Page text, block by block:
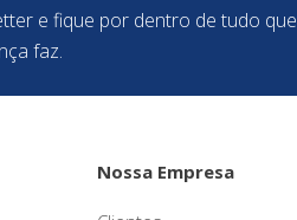
e fique por dentro de tudo que
faz.
Nossa Empresa